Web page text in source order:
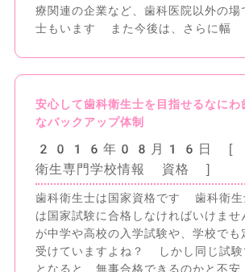
療関連の企業など、歯科医院以外の場
士もいます また今後は、さらに
安心して歯科衛生士を目指せるなにわ
なバックアップ体制
2016年08月16日
[
衛生専門学校情報 資格 ]
歯科衛生士は国家資格です 歯科衛生
は国家試験に合格しなければいけま
が中学や高校の入学試験や、学校でも
受けていますよね？ しかし同じ試験
となると、無事合格できるのかと